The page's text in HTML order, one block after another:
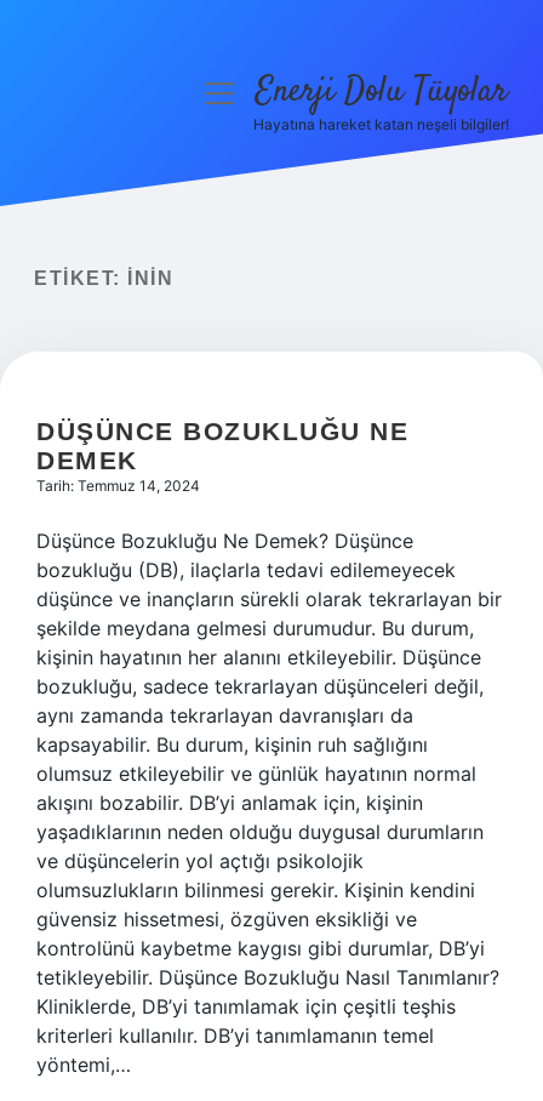
Yasal Uyarı
menüyüEnerji Dolu Tüyolar
Hayatına hareket katan neşeli bilgiler!
ETIKET: ININ
DÜŞÜNCE BOZUKLUĞU NE
DEMEK
Tarih: Temmuz 14, 2024
Düşünce Bozukluğu Ne Demek? Düşünce
bozukluğu (DB), ilaçlarla tedavi edilemeyecek
düşünce ve inançların sürekli olarak tekrarlayan bir
şekilde meydana gelmesi durumudur. Bu durum,
kişinin hayatının her alanını etkileyebilir. Düşünce
bozukluğu, sadece tekrarlayan düşünceleri değil,
aynı zamanda tekrarlayan davranışları da
kapsayabilir. Bu durum, kişinin ruh sağlığını
olumsuz etkileyebilir ve günlük hayatının normal
akışını bozabilir. DB’yi anlamak için, kişinin
yaşadıklarının neden olduğu duygusal durumların
ve düşüncelerin yol açtığı psikolojik
olumsuzlukların bilinmesi gerekir. Kişinin kendini
güvensiz hissetmesi, özgüven eksikliği ve
kontrolünü kaybetme kaygısı gibi durumlar, DB’yi
tetikleyebilir. Düşünce Bozukluğu Nasıl Tanımlanır?
Kliniklerde, DB’yi tanımlamak için çeşitli teşhis
kriterleri kullanılır. DB’yi tanımlamanın temel
yöntemi,…